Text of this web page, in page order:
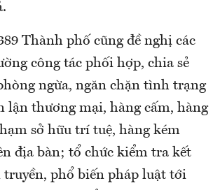
Thành phố cũng đề nghị các
công tác phối hợp, chia sẻ
ngừa, ngăn chặn tình trạng
lận thương mại, hàng cấm, hàng
sở hữu trí tuệ, hàng kém
địa bàn; tổ chức kiểm tra kết
truyền, phổ biến pháp luật tới